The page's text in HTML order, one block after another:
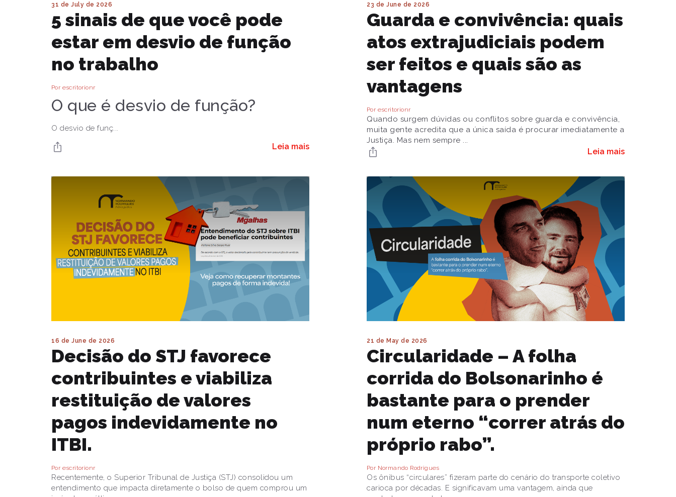
31 de July de 2026
5 sinais de que você pode
estar em desvio de função
no trabalho
Por escritorionr
O que é desvio de função?
O desvio de funç...
Leia mais
23 de June de 2026
Guarda e convivência: quais
atos extrajudiciais podem
ser feitos e quais são as
vantagens
Por escritorionr
Quando surgem dúvidas ou conflitos sobre guarda e convivência,
muita gente acredita que a única saída é procurar imediatamente a
Justiça. Mas nem sempre ...
Leia mais
16 de June de 2026
Decisão do STJ favorece
contribuintes e viabiliza
restituição de valores
pagos indevidamente no
ITBI.
Por escritorionr
Recentemente, o Superior Tribunal de Justiça (STJ) consolidou um
entendimento que impacta diretamente o bolso de quem comprou um
21 de May de 2026
Circularidade – A folha
corrida do Bolsonarinho é
bastante para o prender
num eterno “correr atrás do
próprio rabo”.
Por Normando Rodrigues
Os ônibus “circulares” fizeram parte do cenário do transporte coletivo
carioca por décadas. E significavam uma vantagem, ainda que